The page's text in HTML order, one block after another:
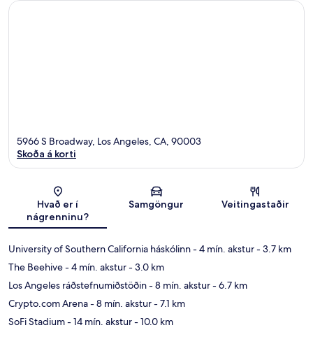
Kort
5966 S Broadway, Los Angeles, CA, 90003
Skoða á korti
Hvað er í
nágrenninu?
Samgöngur Veitingastaðir
University of Southern California háskólinn- 4 mín. akstur- 3.7 km
The Beehive- 4 mín. akstur- 3.0 km
Los Angeles ráðstefnumiðstöðin- 8 mín. akstur- 6.7 km
Crypto.com Arena- 8 mín. akstur- 7.1 km
SoFi Stadium- 14 mín. akstur- 10.0 km